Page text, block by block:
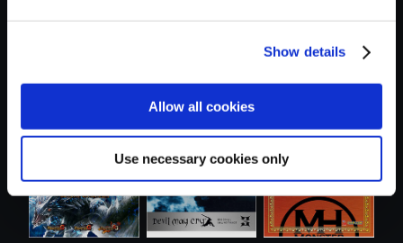
Show details
Allow all cookies
Use necessary cookies only